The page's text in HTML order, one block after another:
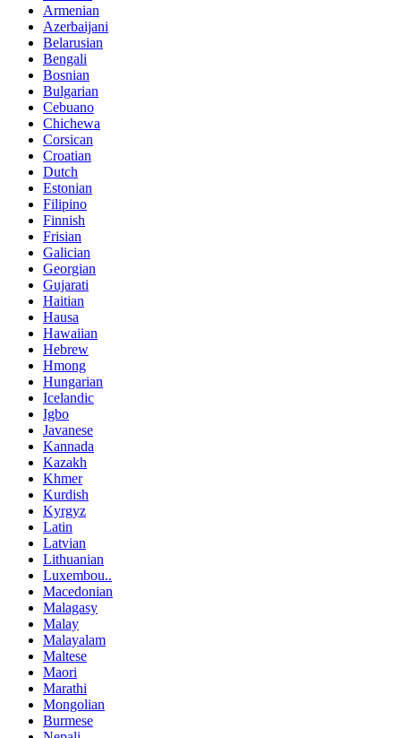
Armenian
Azerbaijani
Belarusian
Bengali
Bosnian
Bulgarian
Cebuano
Chichewa
Corsican
Croatian
Dutch
Estonian
Filipino
Finnish
Frisian
Galician
Georgian
Gujarati
Haitian
Hausa
Hawaiian
Hebrew
Hmong
Hungarian
Icelandic
Igbo
Javanese
Kannada
Kazakh
Khmer
Kurdish
Kyrgyz
Latin
Latvian
Lithuanian
Luxembou..
Macedonian
Malagasy
Malay
Malayalam
Maltese
Maori
Marathi
Mongolian
Burmese